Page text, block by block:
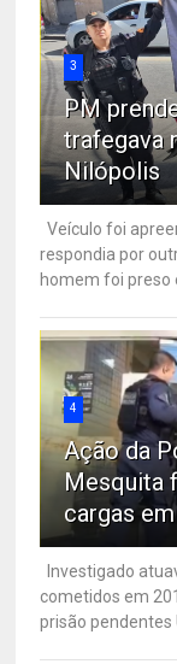
3
PM
trafegava
Nilópolis
Veículo foi
respondia por
homem foi preso
4
Ação da
Mesquita
cargas
Investigado
cometidos em
prisão pendentes